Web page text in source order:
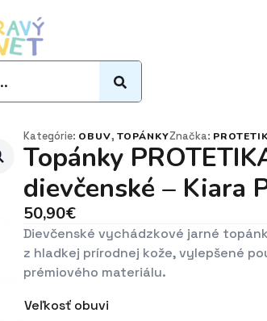
Kategórie: OBUV, TOPÁNKYZnačka:
Topánky
dievčenské – Kiara
50,90€
Dievčenské vychádzkové jarné
z hladkej prírodnej kože, vylepšené
prémiového materiálu.
Veľkosť obuvi